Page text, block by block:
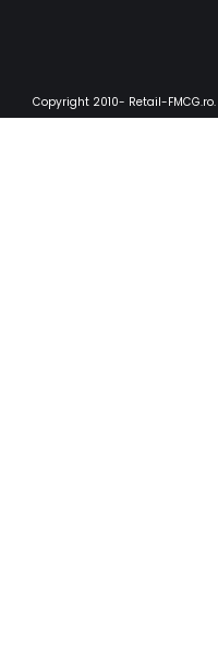
Copyright 2010- Retail-FMCG.ro.